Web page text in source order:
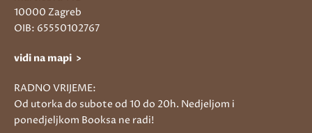
10000 Zagreb
OIB: 65550102767
vidi na mapi >
RADNO VRIJEME:
Od utorka do subote od 10 do 20h. Nedjeljom i
ponedjeljkom Booksa ne radi!